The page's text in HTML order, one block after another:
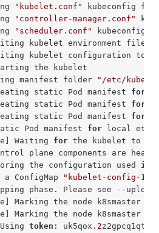
"kubelet.conf"
kubeconfig
"controller-manager.conf"
"scheduler.conf"
kubeconfig
kubelet environment file
kubelet configuration to
the kubelet
manifest folder
"/etc/
static Pod manifest for
static Pod manifest for
static Pod manifest for
Pod manifest for local
Waiting for the kubelet to
plane components are
the configuration used in
ConfigMap
"kubelet-config-
phase. Please see --
Marking the node k8smaster
Marking the node k8smaster
token : uk5qox .2